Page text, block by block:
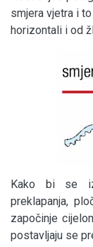
smjera vjetra i
horizontali i od
Kako bi se
preklapanja,
započinje
postavljaju se